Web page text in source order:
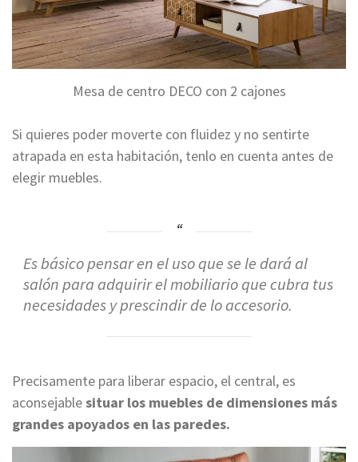
Mesa de centro DECO con 2 cajones
Si quieres poder moverte con fluidez y no sentirte
atrapada en esta habitación, tenlo en cuenta antes de
elegir muebles.
Es básico pensar en el uso que se le dará al
salón para adquirir el mobiliario que cubra tus
necesidades y prescindir de lo accesorio.
Precisamente para liberar espacio, el central, es
aconsejablesituar los muebles de dimensiones más
grandes apoyados en las paredes.